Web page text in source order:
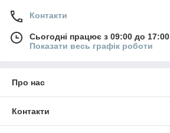
Контакти
Сьогодні працює з 09:00 до 17:00
Показати весь графік роботи
Про нас
Контакти